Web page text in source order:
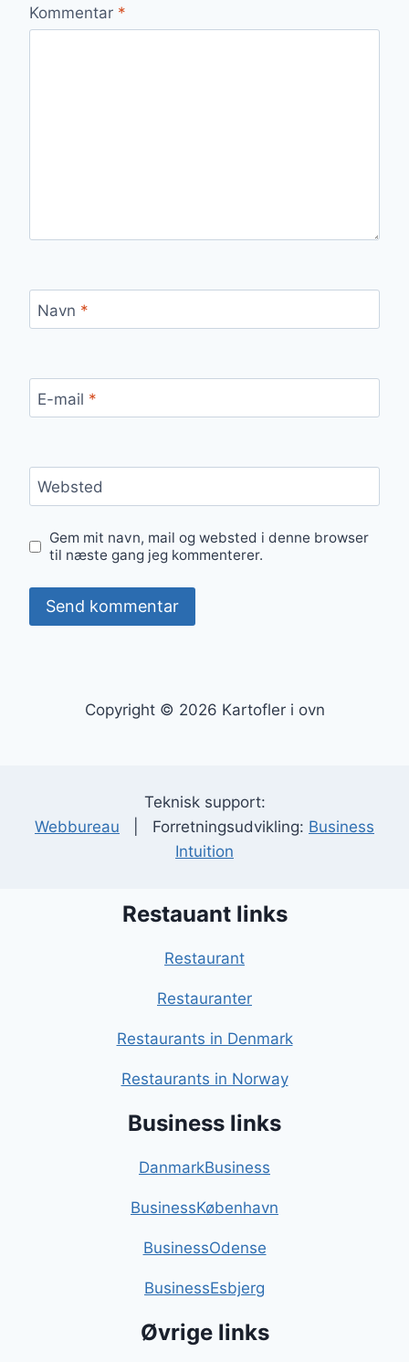
Kommentar *
Navn *
E-mail *
Websted
Gem mit navn, mail og websted i denne browser
til næste gang jeg kommenterer.
Copyright © 2026 Kartofler i ovn
Teknisk support:
Webbureau | Forretningsudvikling: Business
Intuition
Restauant links
Restaurant
Restauranter
Restaurants in Denmark
Restaurants in Norway
Business links
DanmarkBusiness
BusinessKøbenhavn
BusinessOdense
BusinessEsbjerg
Øvrige links